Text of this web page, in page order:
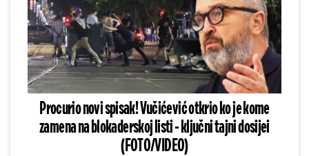
Procurio novi spisak! Vučićević otkrio ko je kome
zamena na blokaderskoj listi - ključni tajni dosijei
(FOTO/VIDEO)